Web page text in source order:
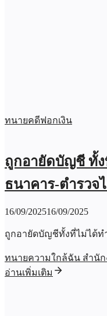
ทนายคดีฟอกเงิน
ถูกอายัดบัญชี ทั้
ธนาคาร-ตำรวจ
16/09/202516/09/2025
ถูกอายัดบัญชีทั้งที่ไม่ได้ท
ทนายความใกล้ฉัน สำนั
อ่านเพิ่มเติม